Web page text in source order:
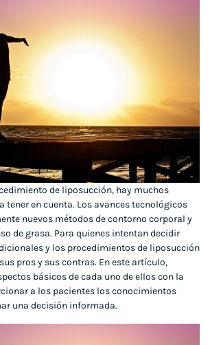
de liposucción, hay muchos
tener en cuenta. Los avances tecnológicos
nuevos métodos de contorno corporal y
de grasa. Para quienes intentan decidir
y los procedimientos de liposucción
pros y sus contras. En este artículo,
básicos de cada uno de ellos con la
a los pacientes los conocimientos
una decisión informada.